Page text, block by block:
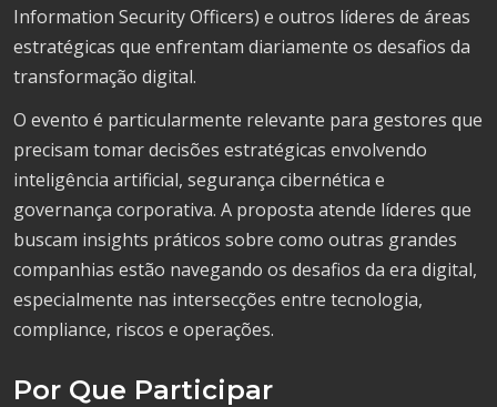
Information Security Officers) e outros líderes de áreas
estratégicas que enfrentam diariamente os desafios da
transformação digital.
O evento é particularmente relevante para gestores que
precisam tomar decisões estratégicas envolvendo
inteligência artificial, segurança cibernética e
governança corporativa. A proposta atende líderes que
buscam insights práticos sobre como outras grandes
companhias estão navegando os desafios da era digital,
especialmente nas intersecções entre tecnologia,
compliance, riscos e operações.
Por Que Participar